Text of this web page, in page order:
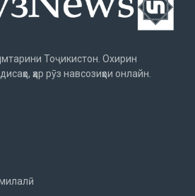
Тоҷикистон. Охирин
ҳар рӯз навсозиҳои онлайн.